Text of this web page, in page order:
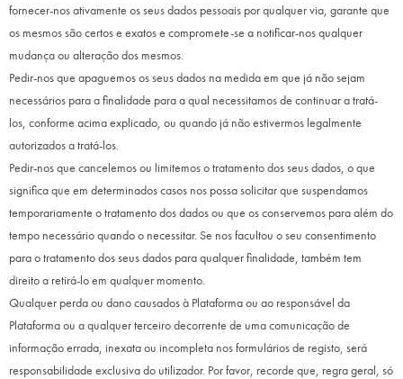
fornecer-nos ativamente os seus dados pessoais por qualquer via, garante que
os mesmos são certos e exatos e compromete-se a notificar-nos qualquer
mudança ou alteração dos mesmos.
Pedir-nos que apaguemos os seus dados na medida em que já não sejam
necessários para a finalidade para a qual necessitamos de continuar a tratá-
los, conforme acima explicado, ou quando já não estivermos legalmente
autorizados a tratá-los.
Pedir-nos que cancelemos ou limitemos o tratamento dos seus dados, o que
significa que em determinados casos nos possa solicitar que suspendamos
temporariamente o tratamento dos dados ou que os conservemos para além do
tempo necessário quando o necessitar. Se nos facultou o seu consentimento
para o tratamento dos seus dados para qualquer finalidade, também tem
direito a retirá-lo em qualquer momento.
Qualquer perda ou dano causados à Plataforma ou ao responsável da
Plataforma ou a qualquer terceiro decorrente de uma comunicação de
informação errada, inexata ou incompleta nos formulários de registo, será
responsabilidade exclusiva do utilizador. Por favor, recorde que, regra geral, só